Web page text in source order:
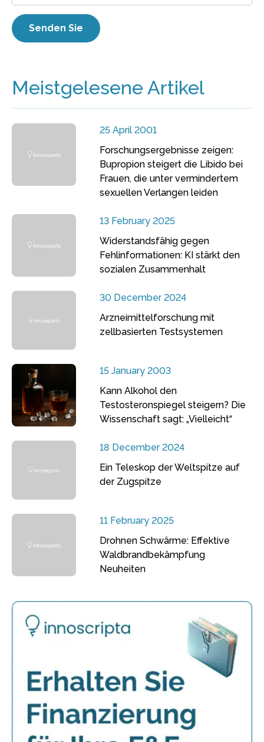
Meistgelesene Artikel
25 April 2001
Forschungsergebnisse zeigen:
Bupropion steigert die Libido bei
Frauen, die unter vermindertem
sexuellen Verlangen leiden
13 February 2025
Widerstandsfähig gegen
Fehlinformationen: KI stärkt den
sozialen Zusammenhalt
30 December 2024
Arzneimittelforschung mit
zellbasierten Testsystemen
15 January 2003
Kann Alkohol den
Testosteronspiegel steigern? Die
Wissenschaft sagt: „Vielleicht“
18 December 2024
Ein Teleskop der Weltspitze auf
der Zugspitze
11 February 2025
Drohnen Schwärme: Effektive
Waldbrandbekämpfung
Neuheiten